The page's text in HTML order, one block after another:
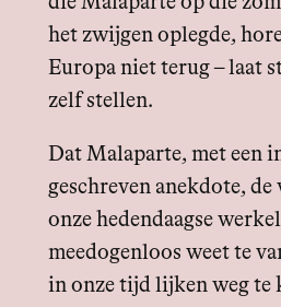
het zwijgen oplegde,
Europa niet terug – laat
zelf stellen.
Dat Malaparte, met een
geschreven anekdote,
onze hedendaagse
meedogenloos weet te
in onze tijd lijken weg te